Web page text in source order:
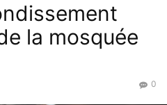
la mosquée
0